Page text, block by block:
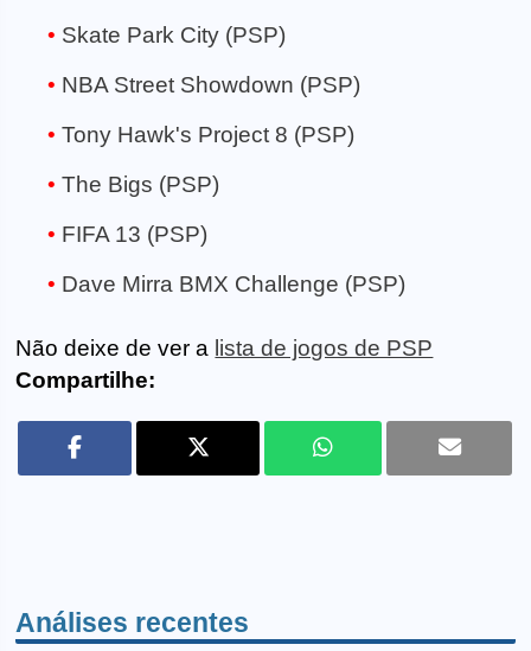
Skate Park City (PSP)
NBA Street Showdown (PSP)
Tony Hawk's Project 8 (PSP)
The Bigs (PSP)
FIFA 13 (PSP)
Dave Mirra BMX Challenge (PSP)
Não deixe de ver a lista de jogos de PSP
Compartilhe:
Análises recentes